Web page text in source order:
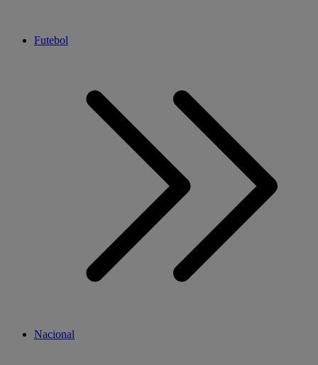
Futebol
Nacional